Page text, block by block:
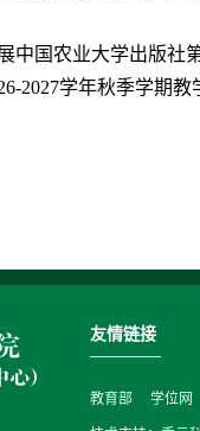
中国农业大学出版社
2027学年秋季学期教
友情链接
教育部 学位网